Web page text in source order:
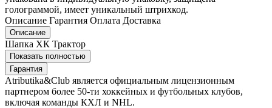
голограммой, имеет уникальный штрихкод.
Описание Гарантия Оплата Доставка
Описание
Шапка ХК Трактор
Показать полностью
Гарантия
Atributika&Club является официальным лицензионным
партнером более 50-ти хоккейных и футбольных клубов,
включая команды КХЛ и NHL.